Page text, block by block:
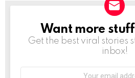
NEWSLETTER
Want more
Get the best viral stories
inbox!